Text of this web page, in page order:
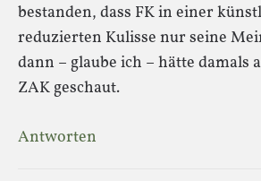
bestanden, dass FK in einer
reduzierten Kulisse nur seine
dann – glaube ich – hätte damals
ZAK geschaut.
Antworten